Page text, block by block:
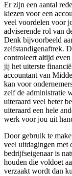
Er zijn een aantal
kiezen voor een
veel voordelen voor
adviserende rol van
Denk bijvoorbeeld
zelfstandigenaftrek.
controleert altijd
jij het uiterste
accountant van
kan voor
zelf de administratie
uiteraard veel beter
uiteraard een hele
werk voor jou uit
Door gebruik te
veel uitdagingen met
bedrijfseigenaar is
houden die voldoet
verzaakt wordt dan